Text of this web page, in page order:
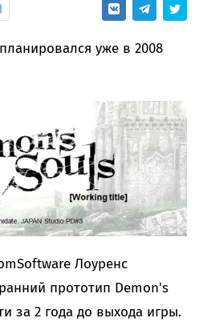
уже в 2008
Лоуренс
прототип Demon's
за 2 года до выхода игры.